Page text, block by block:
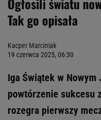
Tak go opisała
Kacper Marciniak
19 czerwca 2025, 06:30
Iga Świątek w
powtórzenie sukcesu
rozegra pierwszy